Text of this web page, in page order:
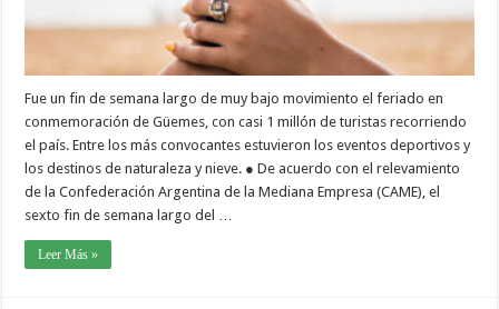
Fue un fin de semana largo de muy bajo movimiento el feriado en
conmemoración de Güemes, con casi 1 millón de turistas recorriendo
el país. Entre los más convocantes estuvieron los eventos deportivos y
los destinos de naturaleza y nieve. ● De acuerdo con el relevamiento
de la Confederación Argentina de la Mediana Empresa (CAME), el
sexto fin de semana largo del …
Leer Más »